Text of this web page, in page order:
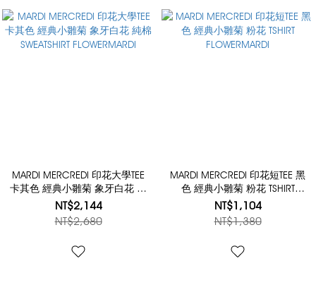
MARDI MERCREDI 印花大學TEE
卡其色 經典小雛菊 象牙白花 純
棉 SWEATSHIRT FLOWERMARDI
NT$2,144
NT$2,680
MARDI MERCREDI 印花短TEE 黑
色 經典小雛菊 粉花 TSHIRT
FLOWERMARDI
NT$1,104
NT$1,380